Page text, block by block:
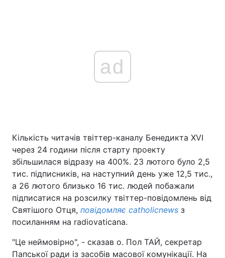
ad
Кількість читачів твіттер-каналу Бенедикта XVI
через 24 години після старту проекту
збільшилася відразу на 400%. 23 лютого було 2,5
тис. підписників, на наступний день уже 12,5 тис.,
а 26 лютого близько 16 тис. людей побажали
підписатися на розсилку твіттер-повідомлень від
Святішого Отця, повідомляє catholicnews з
посиланням на radiovaticana.
"Це неймовірно", - сказав о. Пол ТАЙ, секретар
Папської ради із засобів масової комунікації. На